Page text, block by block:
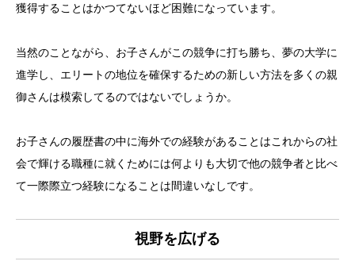
獲得することはかつてないほど困難になっています。
当然のことながら、お子さんがこの競争に打ち勝ち、夢の大学に
進学し、エリートの地位を確保するための新しい方法を多くの親
御さんは模索してるのではないでしょうか。
お子さんの履歴書の中に海外での経験があることはこれからの社
会で輝ける職種に就くためには何よりも大切で他の競争者と比べ
て一際際立つ経験になることは間違いなしです。
視野を広げる